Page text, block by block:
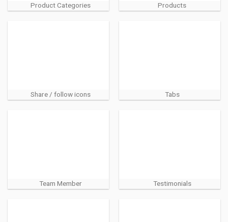
Product Categories Products
Share / follow icons Tabs
Team Member Testimonials